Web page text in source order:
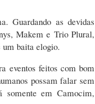
Guardando as devidas
Makem e Trio Plural,
um baita elogio.
eventos feitos com bom
possam falar sem
em Camocim,